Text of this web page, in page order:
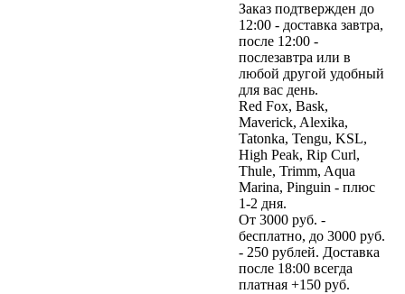
Заказ подтвержден до
12:00 - доставка завтра,
после 12:00 -
послезавтра или в
любой другой удобный
для вас день.
Red Fox, Bask,
Maverick, Alexika,
Tatonka, Tengu, KSL,
High Peak, Rip Curl,
Thule, Trimm, Aqua
Marina, Pinguin - плюс
1-2 дня.
От 3000 руб. -
бесплатно, до 3000 руб.
- 250 рублей. Доставка
после 18:00 всегда
платная +150 руб.